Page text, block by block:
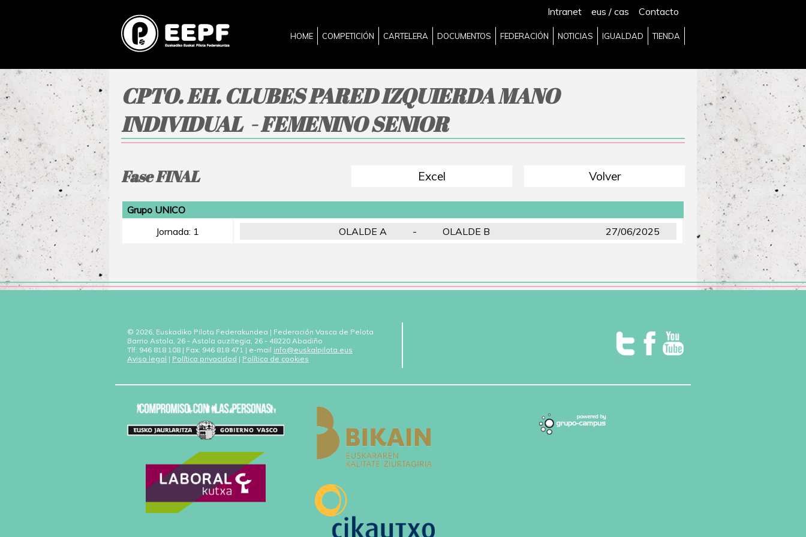
Intranet eus / cas Contacto
HOME COMPETICIÓN CARTELERA DOCUMENTOS FEDERACIÓN NOTICIAS IGUALDAD TIENDA
CPTO. EH. CLUBES PARED IZQUIERDA MANO
INDIVIDUAL - FEMENINO SENIOR
Fase FINAL Excel Volver
Grupo UNICO
Jornada: 1
OLALDE A - OLALDE B 27/06/2025
© 2026, Euskadiko Pilota Federakundea | Federación Vasca de Pelota
Barrio Astola, 26 - Astola auzitegia, 26 - 48220 Abadiño
Tlf: 946 818 108 | Fax: 946 818 471 | e-mail info@euskalpilota.eus
Aviso legal | Política privacidad | Política de cookies